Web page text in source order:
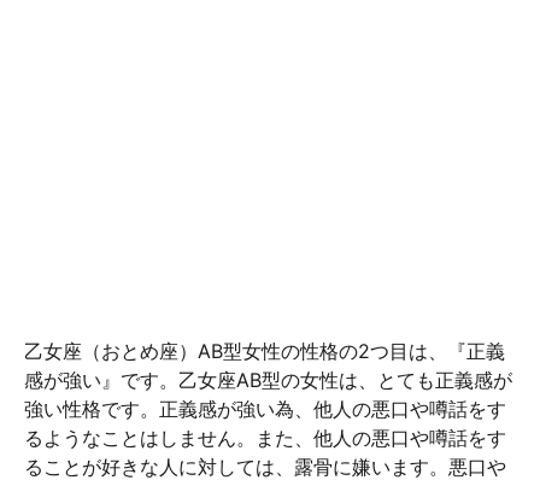
乙女座（おとめ座）AB型女性の性格の2つ目は、『正義
感が強い』です。乙女座AB型の女性は、とても正義感が
強い性格です。正義感が強い為、他人の悪口や噂話をす
るようなことはしません。また、他人の悪口や噂話をす
ることが好きな人に対しては、露骨に嫌います。悪口や